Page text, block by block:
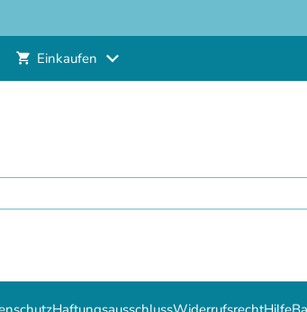
Einkaufen